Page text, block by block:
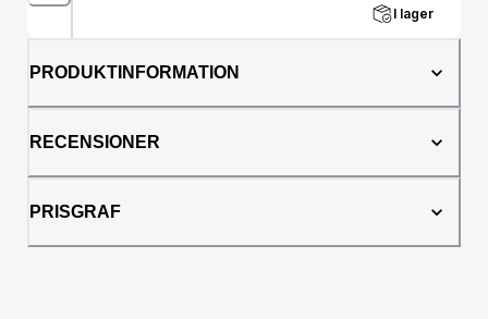
I lager
PRODUKTINFORMATION
RECENSIONER
PRISGRAF